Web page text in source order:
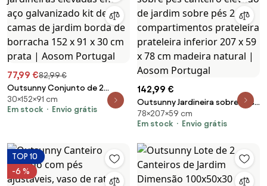
77,99 €82,99 €
Outsunny Conjunto de 2
jardineiras elevadas em aço
galvanizado kit de camas de
Portugal
30×152×91 cm
Em stock
Envio grátis
142,99 €
Outsunny Jardineira sobre pés
canteiro elevado de jardim
sobre pés 2 compartimentos
207 x 59 x 78 cm madeira
natural | Aosom Portugal
78×207×59 cm
Em stock
Envio grátis
TOP 10
-6 %